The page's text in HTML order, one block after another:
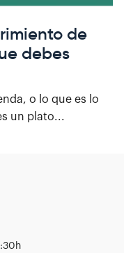
de
debes
o lo que es lo
un plato...